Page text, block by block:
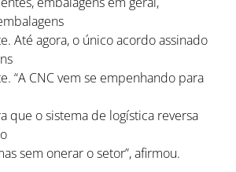
Até agora, o único acordo assinado
“A CNC vem se empenhando para
que o sistema de logística reversa
sem onerar o setor”, afirmou.